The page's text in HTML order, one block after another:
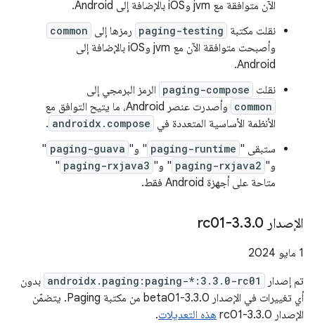
الآن متوافقة مع jvm وiOS بالإضافة إلى Android.
نقلت مكتبة paging-testing رمزها إلى common
وأصبحت متوافقة الآن مع jvm وiOS بالإضافة إلى
Android.
نقلت paging-compose الرمز البرمجي إلى
common
وأصدرت عنصر Android، ما يتيح التوافق مع
الأنظمة الأساسية المتعددة في androidx.compose
.
ستبقى " paging-runtime " و" paging-guava
"
و" paging-rxjava2 " و" paging-rxjava3
"
متاحة على أجهزة Android فقط.
الإصدار 3 .3.0-rc01
‫1 مايو 2024
تم إصدار
androidx.paging:paging-*:3.3.0-rc01 بدون
أي تغييرات في الإصدار 3.3.0-beta01 من مكتبة Paging. يتضمّن
الإصدار 3.3.0-rc01
هذه التعديلات.